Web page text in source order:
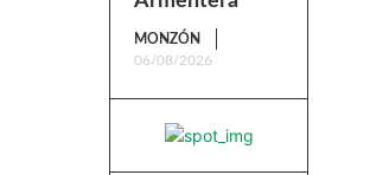
MONZÓN
06/08/2026